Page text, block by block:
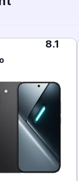
8.1